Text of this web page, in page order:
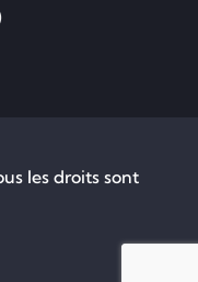
les droits sont